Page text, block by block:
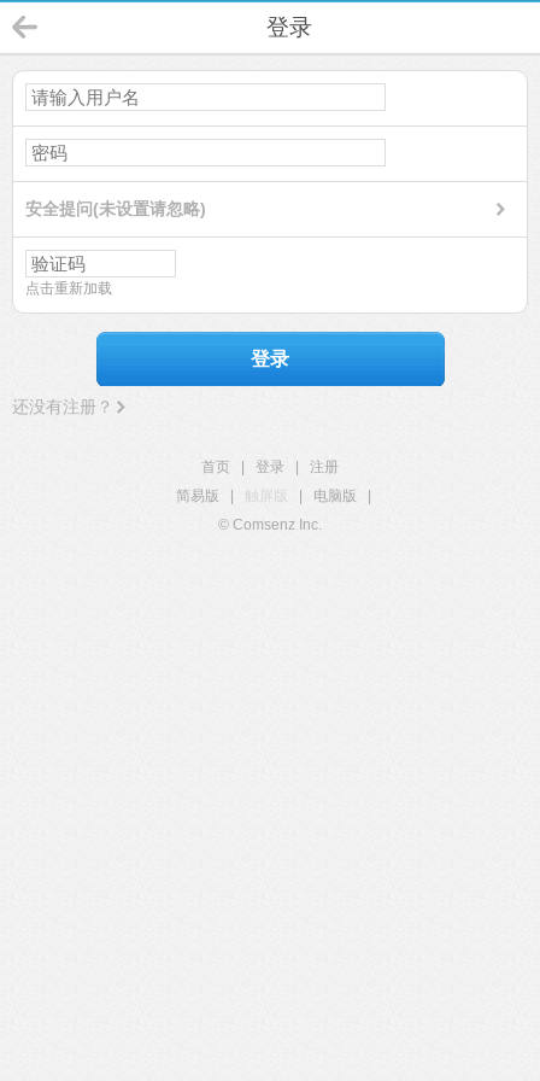
登录
安全提问(未设置请忽略)
点击重新加载
登录
还没有注册？
首页 登录
注册
简易版
触屏版 电脑版
© Comsenz Inc.